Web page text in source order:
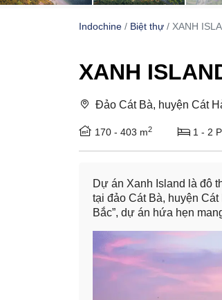
Indochine Biệt thự XANH
XANH
Đảo Cát Bà, huyện Cát
170 - 403 m2 1 - 2
Dự án Xanh Island là đô
tại đảo Cát Bà, huyện
Bắc”, dự án hứa hẹn